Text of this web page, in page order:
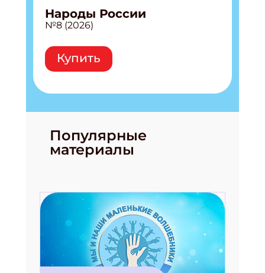
Народы России
№8 (2026)
Купить
Популярные
материалы